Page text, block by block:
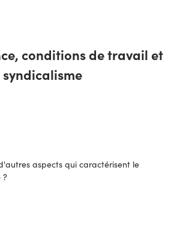
conditions de travail et
syndicalisme
aspects qui caractérisent le
?